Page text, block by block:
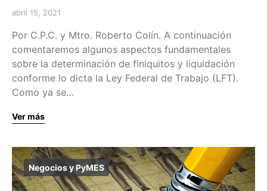
abril 15, 2021
Por C.P.C. y Mtro. Roberto Colín. A continuación
comentaremos algunos aspectos fundamentales
sobre la determinación de finiquitos y liquidación
conforme lo dicta la Ley Federal de Trabajo (LFT).
Como ya se…
Ver más
Negocios y PyMES